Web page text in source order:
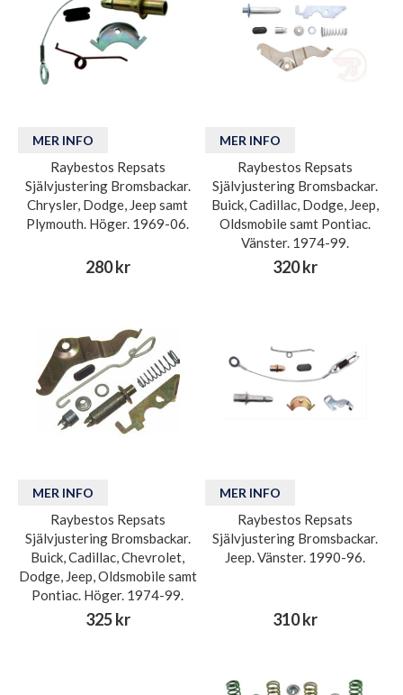
MER INFO
Raybestos Repsats
Självjustering Bromsbackar.
Chrysler, Dodge, Jeep samt
Plymouth. Höger. 1969-06.
280 kr
MER INFO
Raybestos Repsats
Självjustering Bromsbackar.
Buick, Cadillac, Dodge, Jeep,
Oldsmobile samt Pontiac.
Vänster. 1974-99.
320 kr
MER INFO
Raybestos Repsats
Självjustering Bromsbackar.
Buick, Cadillac, Chevrolet,
Dodge, Jeep, Oldsmobile samt
Pontiac. Höger. 1974-99.
325 kr
MER INFO
Raybestos Repsats
Självjustering Bromsbackar.
Jeep. Vänster. 1990-96.
310 kr